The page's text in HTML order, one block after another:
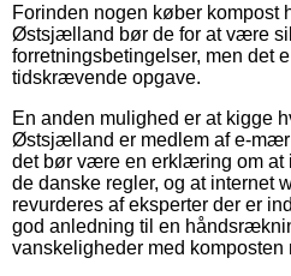
Forinden nogen køber kompost
Østsjælland bør de for at være
forretningsbetingelser, men det
tidskrævende opgave.
En anden mulighed er at kigge
Østsjælland er medlem af e-
det bør være en erklæring om at
de danske regler, og at internet
revurderes af eksperter der er
god anledning til en
vanskeligheder med komposten